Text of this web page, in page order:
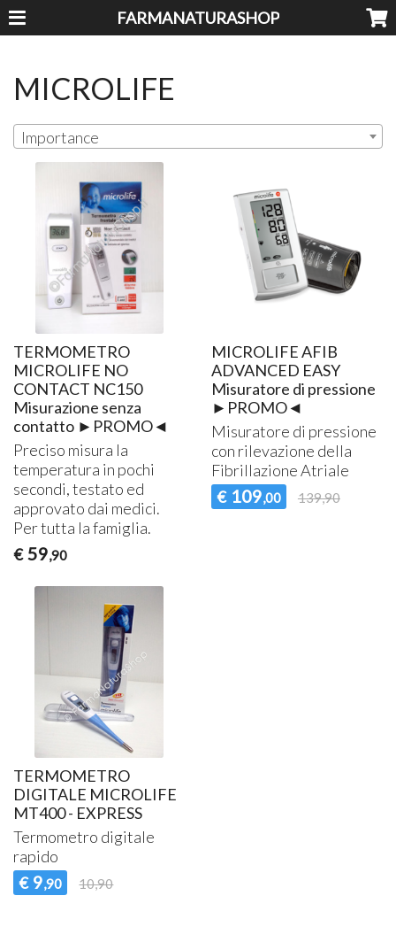
FARMANATURASHOP
MICROLIFE
Importance
TERMOMETRO
MICROLIFE NO
CONTACT NC150
Misurazione senza
contatto ►PROMO◄
Preciso misura la
temperatura in pochi
secondi, testato ed
approvato dai medici.
Per tutta la famiglia.
€ 59,90
MICROLIFE AFIB
ADVANCED EASY
Misuratore di pressione
►PROMO◄
Misuratore di pressione
con rilevazione della
Fibrillazione Atriale
€ 109,00 139,90
TERMOMETRO
DIGITALE MICROLIFE
MT400 - EXPRESS
Termometro digitale
rapido
€ 9,90 10,90